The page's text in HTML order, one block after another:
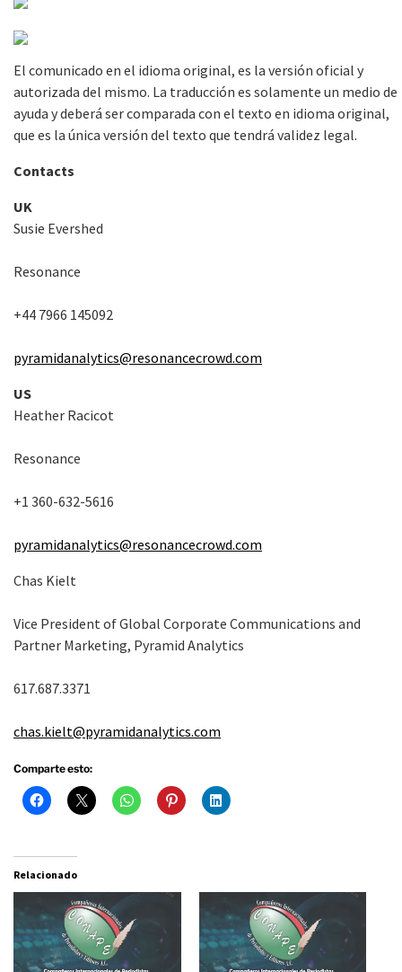
El comunicado en el idioma original, es la versión oficial y
autorizada del mismo. La traducción es solamente un medio de
ayuda y deberá ser comparada con el texto en idioma original,
que es la única versión del texto que tendrá validez legal.
Contacts
UK
Susie Evershed
Resonance
+44 7966 145092
pyramidanalytics@resonancecrowd.com
US
Heather Racicot
Resonance
+1 360-632-5616
pyramidanalytics@resonancecrowd.com
Chas Kielt
Vice President of Global Corporate Communications and
Partner Marketing, Pyramid Analytics
617.687.3371
chas.kielt@pyramidanalytics.com
Comparte esto:
Relacionado